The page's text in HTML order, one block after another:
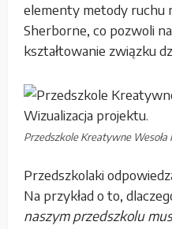
elementy metody ruchu
Sherborne, co pozwoli na
kształtowanie związku
Przedszkole Kreatywne
Przedszkolaki
Na przykład o to,
naszym przedszkolu